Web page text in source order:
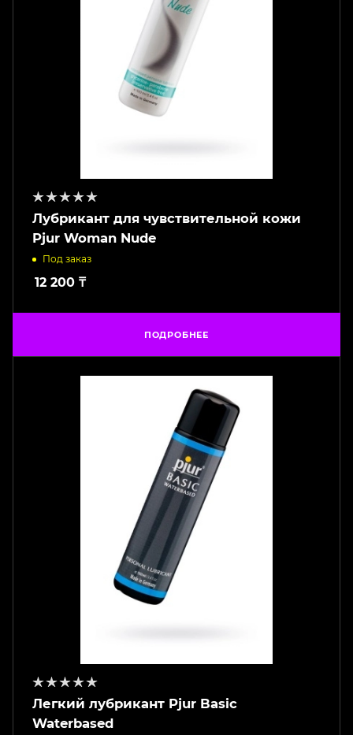
Лубрикант для чувствительной кожи
Pjur Woman Nude
Под заказ
12 200 ₸
ПОДРОБНЕЕ
Легкий лубрикант Pjur Basic
Waterbased